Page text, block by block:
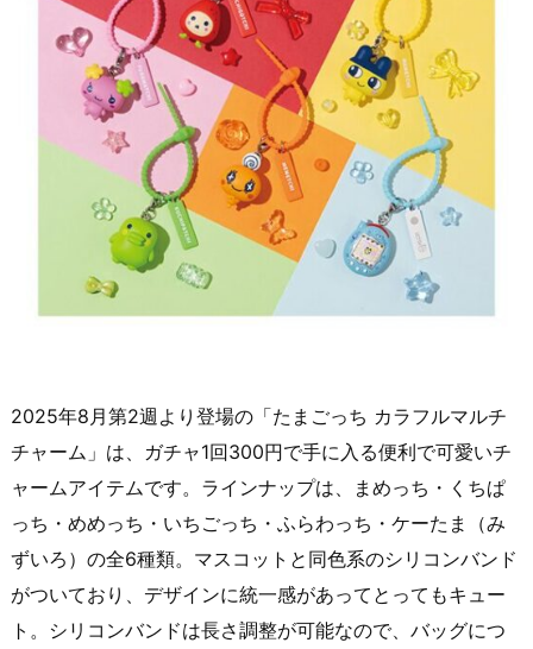
2025年8月第2週より登場の「たまごっち カラフルマルチ
チャーム」は、ガチャ1回300円で手に入る便利で可愛いチ
ャームアイテムです。ラインナップは、まめっち・くちぱ
っち・めめっち・いちごっち・ふらわっち・ケーたま（み
ずいろ）の全6種類。マスコットと同色系のシリコンバンド
がついており、デザインに統一感があってとってもキュー
ト。シリコンバンドは長さ調整が可能なので、バッグにつ